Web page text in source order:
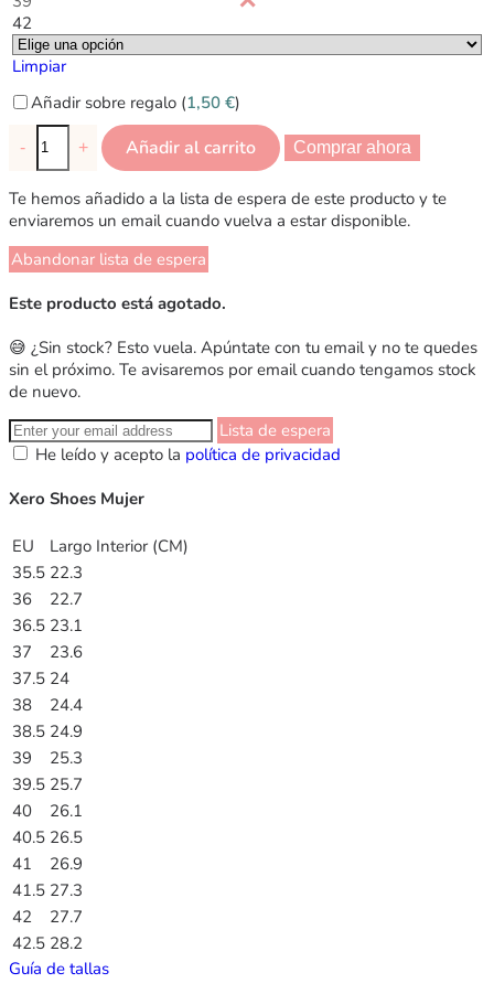
42
Limpiar
Añadir sobre regalo (1,50 €)
- + Añadir al carrito Comprar ahora
Te hemos añadido a la lista de espera de este producto y te
enviaremos un email cuando vuelva a estar disponible.
Abandonar lista de espera
Este producto está agotado.
😅 ¿Sin stock? Esto vuela. Apúntate con tu email y no te quedes
sin el próximo. Te avisaremos por email cuando tengamos stock
de nuevo.
Lista de espera
He leído y acepto la política de privacidad
Xero Shoes Mujer
EU
Largo Interior (CM)
35.5 22.3
36
22.7
36.5 23.1
37
23.6
37.5 24
38
24.4
38.5 24.9
39
25.3
39.5 25.7
40
26.1
40.5 26.5
41
26.9
41.5 27.3
42
27.7
42.5 28.2
Guía de tallas